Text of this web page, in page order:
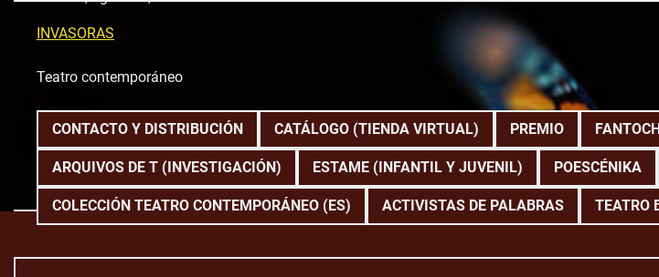
INVASORAS
Teatro contemporáneo
CONTACTO Y DISTRIBUCIÓN CATÁLOGO (TIENDA VIRTUAL) PREMIO
ARQUIVOS DE T (INVESTIGACIÓN) ESTAME (INFANTIL Y JUVENIL) POESCÉNIKA
COLECCIÓN TEATRO CONTEMPORÁNEO (ES) ACTIVISTAS DE PALABRAS TEATRO